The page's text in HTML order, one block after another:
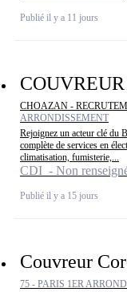
Publié il y a 11 jours
CHOAZAN -
ARRONDISSEMENT
Rejoignez un acteur clé du
complète de services en
climatisation, fumisterie,...
CDI - Non
Publié il y a 15 jours
Couvreur
75 - PARIS 1ER